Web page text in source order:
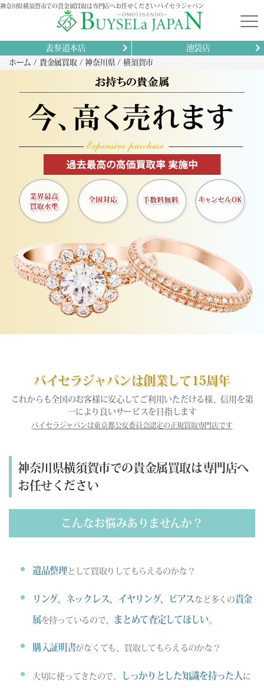
神奈川県横須賀市での貴金属買取は専門店へお任せください-バイセラジャパン
表参道本店 池袋店
ホーム 貴金属買取 神奈川県 横須賀市
バイセラジャパンは創業して15周年
これからも全国のお客様に安心してご利用いただける様、信用を第
一により良いサービスを目指します
バイセラジャパンは東京都公安委員会認定の正規買取専門店です
神奈川県横須賀市での貴金属買取は専門店へ
お任せください
こんなお悩みありませんか？
遺品整理として買取りしてもらえるのかな？
リング、ネックレス、イヤリング、ピアス など多くの貴金
属を持っているので、 まとめて査定してほしい。
購入証明書がなくても、買取してもらえるのかな？
大切に使ってきたので、 しっかりとした知識を持った人 に